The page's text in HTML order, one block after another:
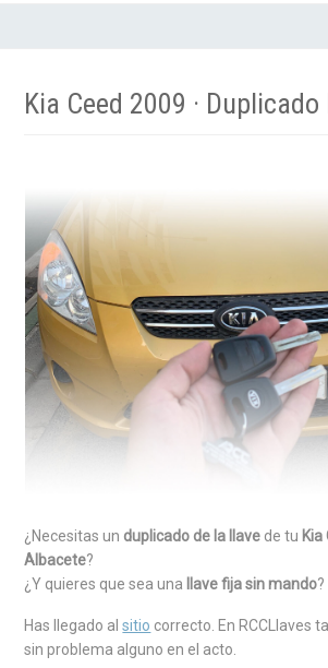
Kia Ceed 2009 ·
¿Necesitas un duplicado de la llave de tu Kia
Albacete?
¿Y quieres que sea una
llave fija sin mando?
Has llegado alsitio correcto. En RCCLlaves
sin problema alguno en el acto.